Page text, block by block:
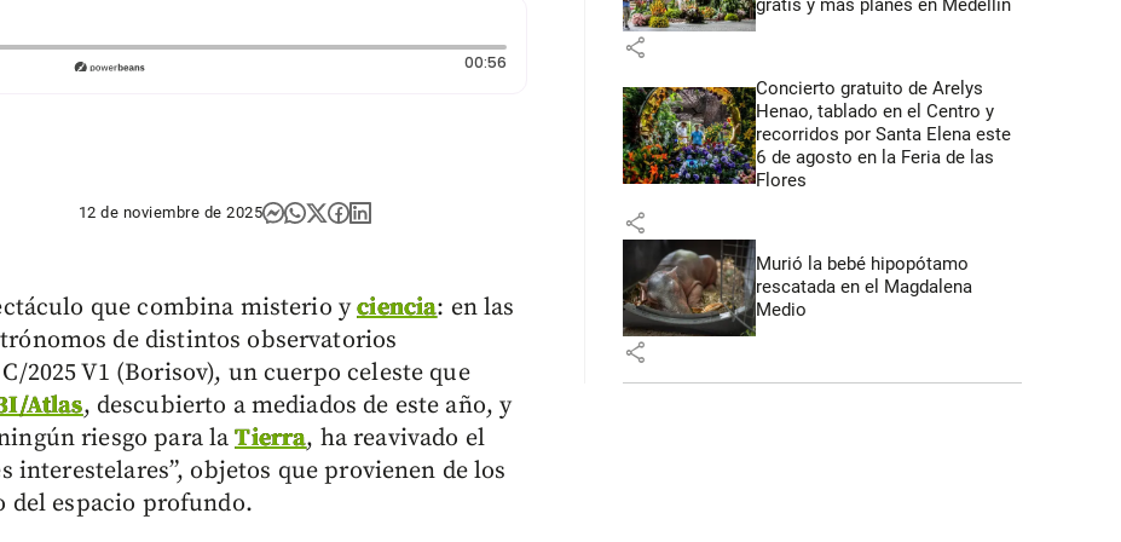
00:56Duración: 56 segundos
12 de noviembre de 2025
que combina misterio yciencia: en las
de distintos observatorios
2025 V1 (Borisov), un cuerpo celeste que
Atlas, descubierto a mediados de este año, y
riesgo para laTierra, ha reavivado el
interestelares”, objetos que provienen de los
del espacio profundo.
gratis y más planes en Medellín
share
Concierto gratuito de Arelys
Henao, tablado en el Centro y
recorridos por Santa Elena este
6 de agosto en la Feria de las
Flores
share
Murió la bebé hipopótamo
rescatada en el Magdalena
Medio
share